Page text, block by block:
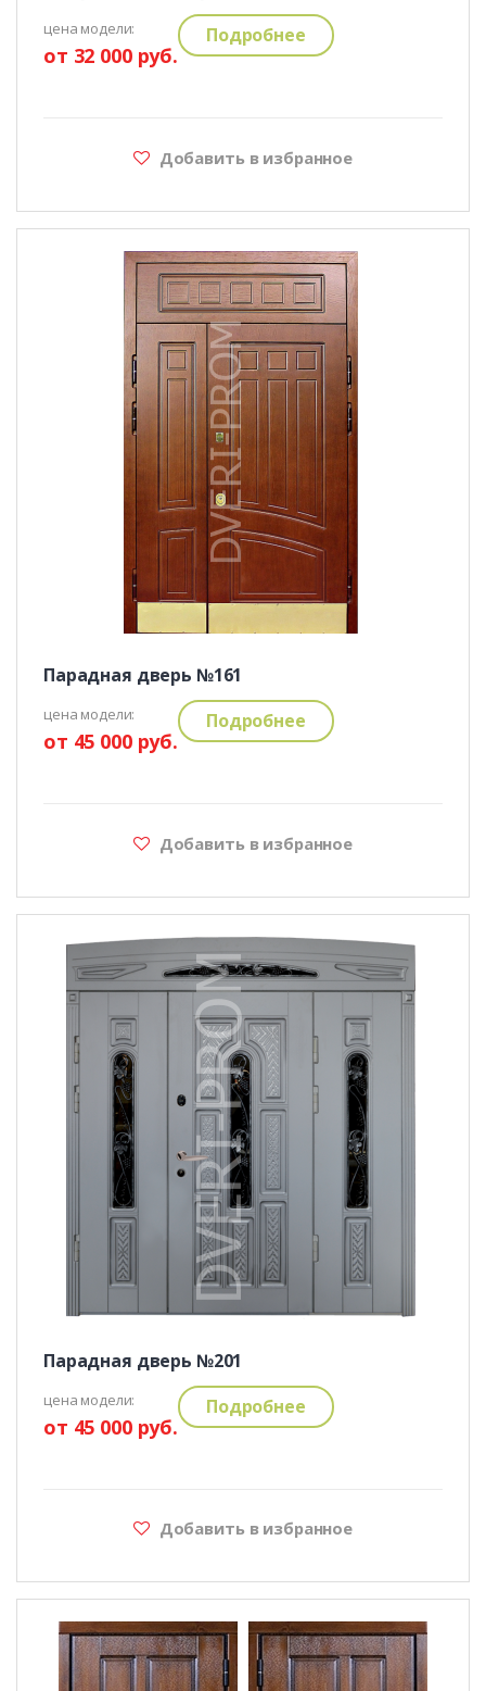
цена модели:
от 32 000 руб.
Подробнее
Добавить в избранное
Парадная дверь №161
цена модели:
от 45 000 руб.
Подробнее
Добавить в избранное
Парадная дверь №201
цена модели:
от 45 000 руб.
Подробнее
Добавить в избранное